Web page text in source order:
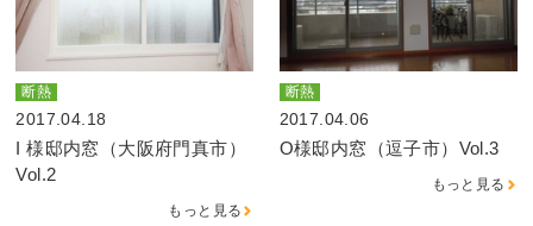
断熱
2017.04.18
I 様邸内窓（大阪府門真市）
Vol.2
もっと見る
断熱
2017.04.06
O様邸内窓（逗子市）Vol.3
もっと見る